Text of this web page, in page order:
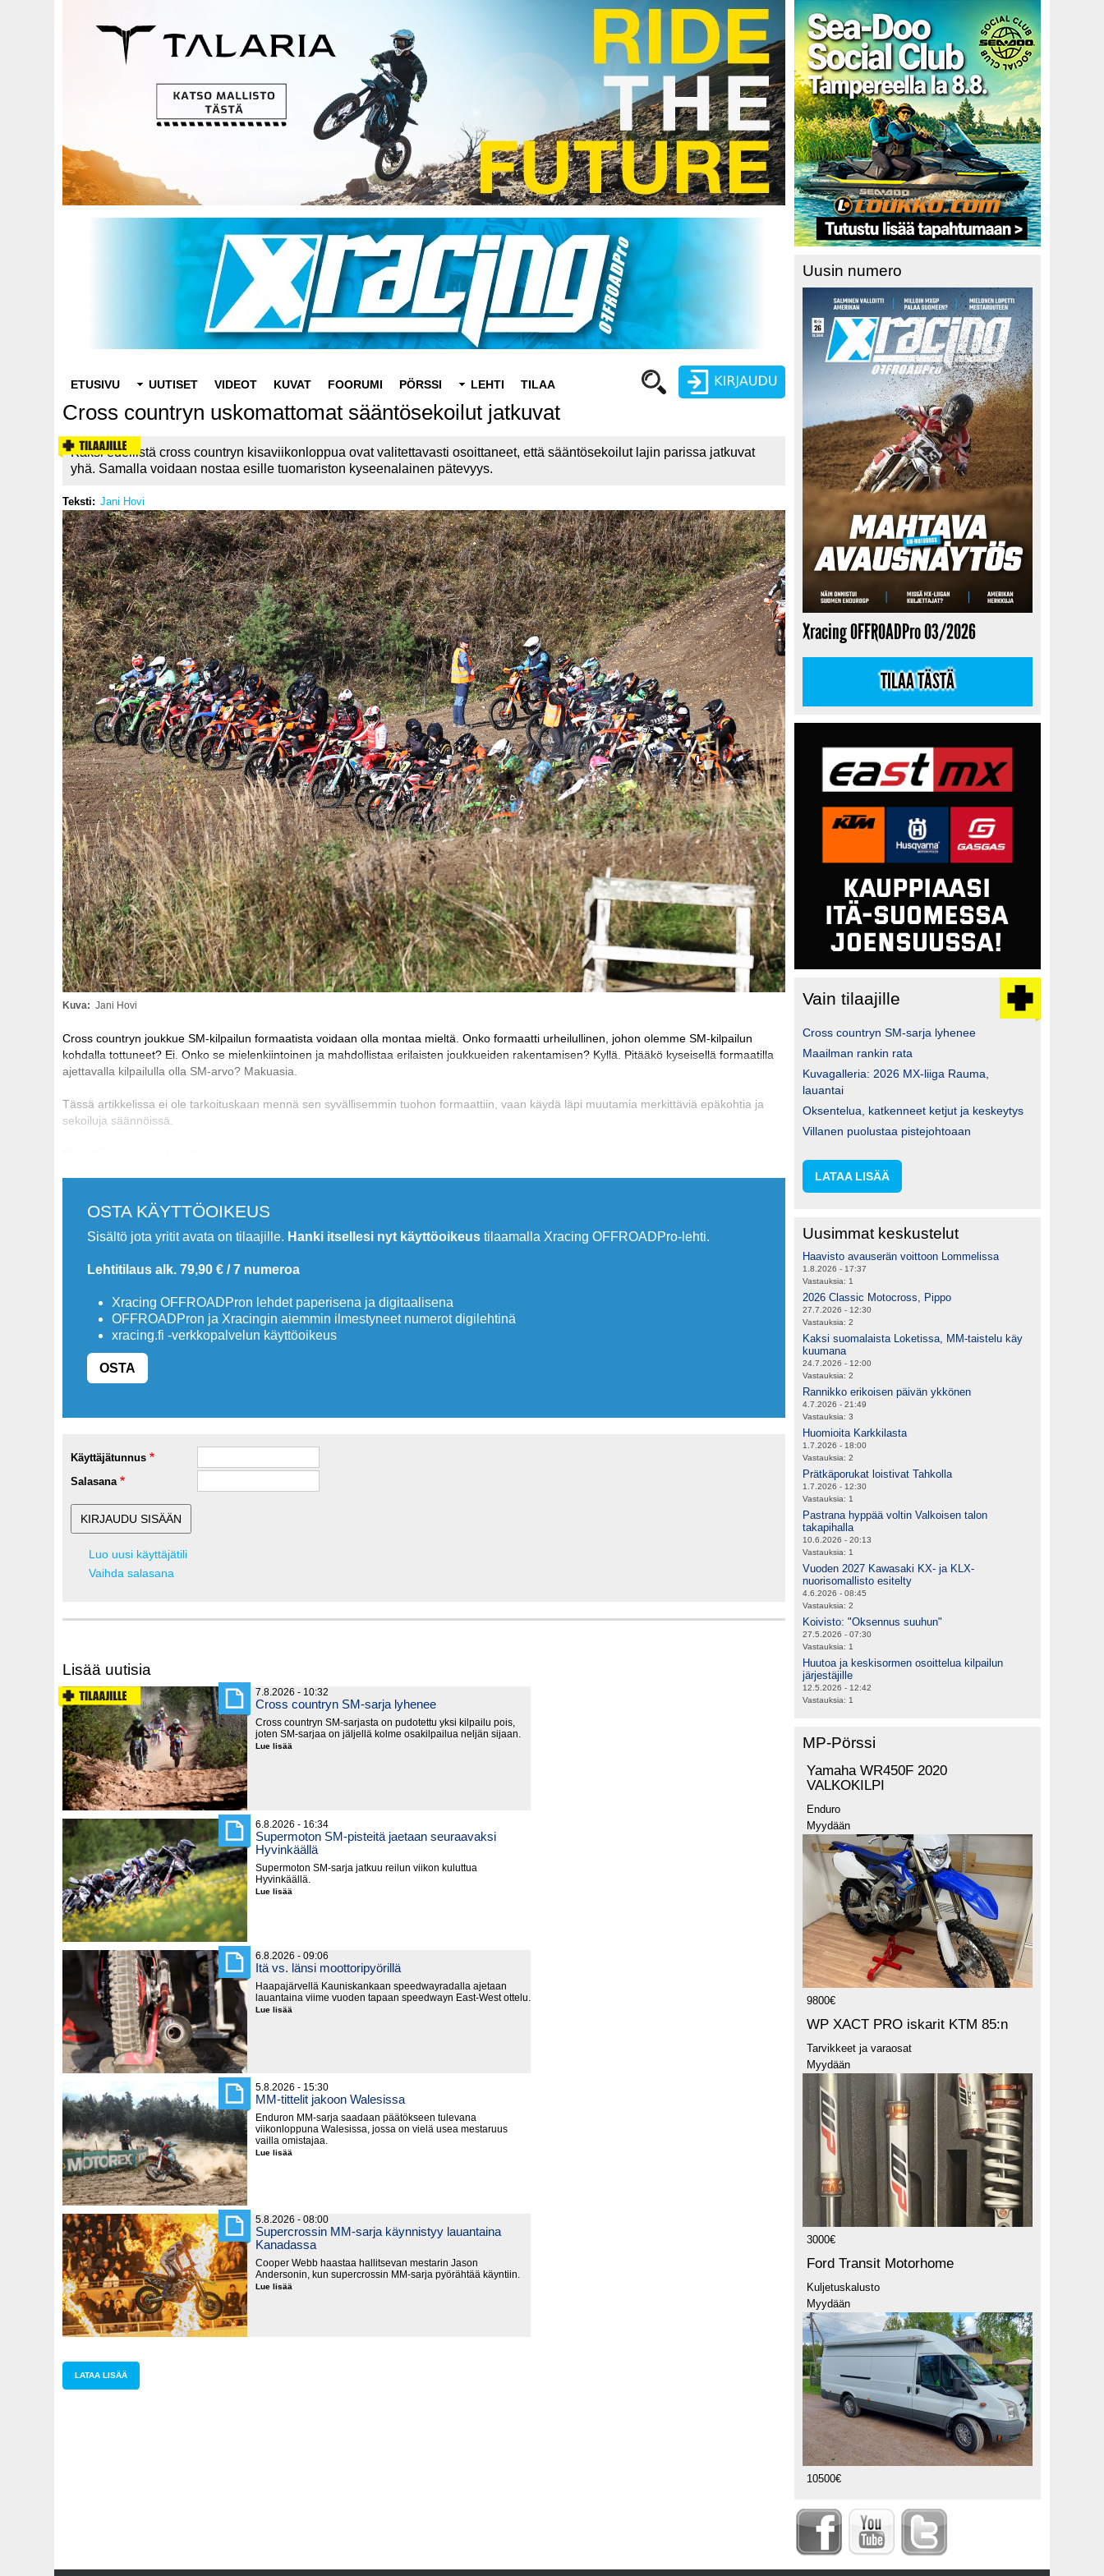
Käyttäjätunnus
Luo uusi käyttäjätili
Vaihda salasana
navigation
ETUSIVU UUTISET VIDEOT KUVAT FOORUMI PÖRSSI LEHTI TILAA
Cross countryn uskomattomat sääntösekoilut jatkuvat
Kaksi edellistä cross countryn kisaviikonloppua ovat valitettavasti osoittaneet, että sääntösekoilut lajin parissa jatkuvat
yhä. Samalla voidaan nostaa esille tuomariston kyseenalainen pätevyys.
Teksti Jani Hovi
Kuva Jani Hovi
Cross countryn joukkue SM-kilpailun formaatista voidaan olla montaa mieltä. Onko formaatti urheilullinen, johon olemme SM-kilpailun
kohdalla tottuneet? Ei. Onko se mielenkiintoinen ja mahdollistaa erilaisten joukkueiden rakentamisen? Kyllä. Pitääkö kyseisellä formaatilla
ajettavalla kilpailulla olla SM-arvo? Makuasia.
Tässä artikkelissa ei ole tarkoituskaan mennä sen syvällisemmin tuohon formaattiin, vaan käydä läpi muutamia merkittäviä epäkohtia ja
sekoiluja säännöissä.
OSTA KÄYTTÖOIKEUS
Sisältö jota yritit avata on tilaajille. Hanki itsellesi nyt käyttöoikeus tilaamalla Xracing OFFROADPro-lehti.
Lehtitilaus alk. 79,90 € / 7 numeroa
Xracing OFFROADPron lehdet paperisena ja digitaalisena
OFFROADPron ja Xracingin aiemmin ilmestyneet numerot digilehtinä
xracing.fi -verkkopalvelun käyttöoikeus
OSTA
Käyttäjätunnus
Salasana
Luo uusi käyttäjätili
Vaihda salasana
Lisää uutisia
7.8.2026 - 10:32
Cross countryn SM-sarja lyhenee
Cross countryn SM-sarjasta on pudotettu yksi kilpailu pois,
joten SM-sarjaa on jäljellä kolme osakilpailua neljän sijaan.
Lue lisää
6.8.2026 - 16:34
Supermoton SM-pisteitä jaetaan seuraavaksi
Hyvinkäällä
Supermoton SM-sarja jatkuu reilun viikon kuluttua
Hyvinkäällä.
Lue lisää
6.8.2026 - 09:06
Itä vs. länsi moottoripyörillä
Haapajärvellä Kauniskankaan speedwayradalla ajetaan
lauantaina viime vuoden tapaan speedwayn East-West ottelu.
Lue lisää
5.8.2026 - 15:30
MM-tittelit jakoon Walesissa
Enduron MM-sarja saadaan päätökseen tulevana
viikonloppuna Walesissa, jossa on vielä usea mestaruus
vailla omistajaa.
Lue lisää
5.8.2026 - 08:00
Supercrossin MM-sarja käynnistyy lauantaina
Kanadassa
Cooper Webb haastaa hallitsevan mestarin Jason
Andersonin, kun supercrossin MM-sarja pyörähtää käyntiin.
Lue lisää
LATAA LISÄÄ
Uusin numero
Xracing OFFROADPro 03/2026
TILAA TÄSTÄ
Vain tilaajille
Cross countryn SM-sarja lyhenee
Maailman rankin rata
Kuvagalleria: 2026 MX-liiga Rauma,
lauantai
Oksentelua, katkenneet ketjut ja keskeytys
Villanen puolustaa pistejohtoaan
LATAA LISÄÄ
Uusimmat keskustelut
Haavisto avauserän voittoon Lommelissa
1.8.2026 - 17:37
Vastauksia: 1
2026 Classic Motocross, Pippo
27.7.2026 - 12:30
Vastauksia: 2
Kaksi suomalaista Loketissa, MM-taistelu käy
kuumana
24.7.2026 - 12:00
Vastauksia: 2
Rannikko erikoisen päivän ykkönen
4.7.2026 - 21:49
Vastauksia: 3
Huomioita Karkkilasta
1.7.2026 - 18:00
Vastauksia: 2
Prätkäporukat loistivat Tahkolla
1.7.2026 - 12:30
Vastauksia: 1
Pastrana hyppää voltin Valkoisen talon
takapihalla
10.6.2026 - 20:13
Vastauksia: 1
Vuoden 2027 Kawasaki KX- ja KLX-
nuorisomallisto esitelty
4.6.2026 - 08:45
Vastauksia: 2
Koivisto: "Oksennus suuhun"
27.5.2026 - 07:30
Vastauksia: 1
Huutoa ja keskisormen osoittelua kilpailun
järjestäjille
12.5.2026 - 12:42
Vastauksia: 1
MP-Pörssi
Yamaha WR450F 2020
VALKOKILPI
Enduro
Myydään
9800€
WP XACT PRO iskarit KTM 85:n
Tarvikkeet ja varaosat
Myydään
3000€
Ford Transit Motorhome
Kuljetuskalusto
Myydään
10500€